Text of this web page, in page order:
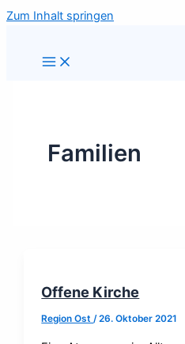
Zum Inhalt springen
Familien
Offene Kirche
Region Ost/26. Oktober 2021